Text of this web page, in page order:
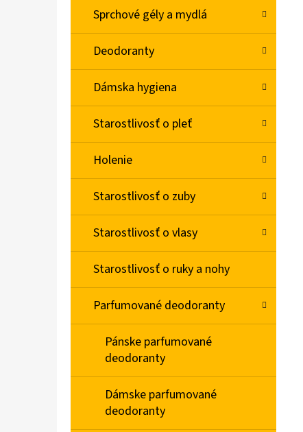
Sprchové gély a mydlá
Deodoranty
Dámska hygiena
Starostlivosť o pleť
Holenie
Starostlivosť o zuby
Starostlivosť o vlasy
Starostlivosť o ruky a nohy
Parfumované deodoranty
Pánske parfumované
deodoranty
Dámske parfumované
deodoranty
BABA SPRCHOVÝ GÉL MAGNOLIA 750ML
€4,78